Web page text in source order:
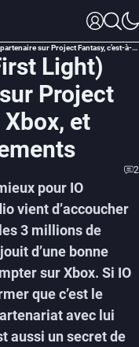
IO Interactive (007 First Light) perd son partenaire sur Project Fantasy, c’est-à-dire Xbox, et annonce des licenciements
Light)
Project
Xbox, et
2
pour IO
vient d’accoucher
3 millions de
d’une bonne
sur Xbox. Si IO
que c’est le
avec lui
aussi un secret de